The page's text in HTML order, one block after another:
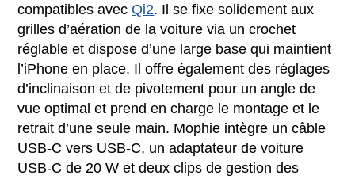
compatibles avecQi2. Il se fixe solidement aux
grilles d’aération de la voiture via un crochet
réglable et dispose d’une large base qui maintient
l’iPhone en place. Il offre également des réglages
d’inclinaison et de pivotement pour un angle de
vue optimal et prend en charge le montage et le
retrait d’une seule main. Mophie intègre un câble
USB-C vers USB-C, un adaptateur de voiture
USB-C de 20 W et deux clips de gestion des